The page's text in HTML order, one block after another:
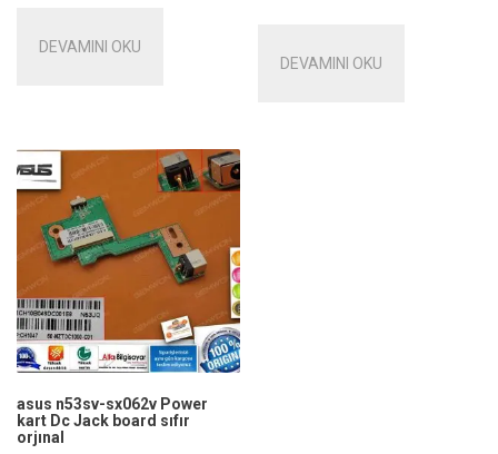
DEVAMINI OKU
DEVAMINI OKU
asus n53sv-sx062v Power
kart Dc Jack board sıfır
orjınal